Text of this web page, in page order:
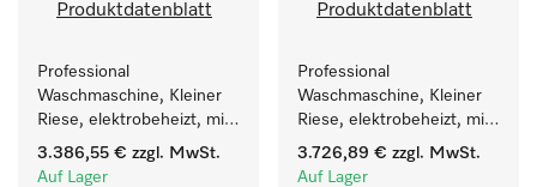
Produktdatenblatt
Professional
Waschmaschine, Kleiner
Riese, elektrobeheizt, mit
Ablaufpumpe und
zielgruppenspezifischen
3.386,55 € zzgl. MwSt.
Auf Lager
Produktdatenblatt
Professional
Waschmaschine, Kleiner
Riese, elektrobeheizt, mit
Ablaufpumpe und
zielgruppenspezifischen
3.726,89 € zzgl. MwSt.
Auf Lager